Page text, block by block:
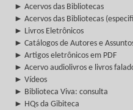
► Acervos das Bibliotecas
► Acervos das Bibliotecas
► Livros Eletrônicos
► Catálogos de Autores e
► Artigos eletrônicos em PDF
► Acervo audiolivros e livros
► Vídeos
► Biblioteca Viva: consulta
► HQs da Gibiteca